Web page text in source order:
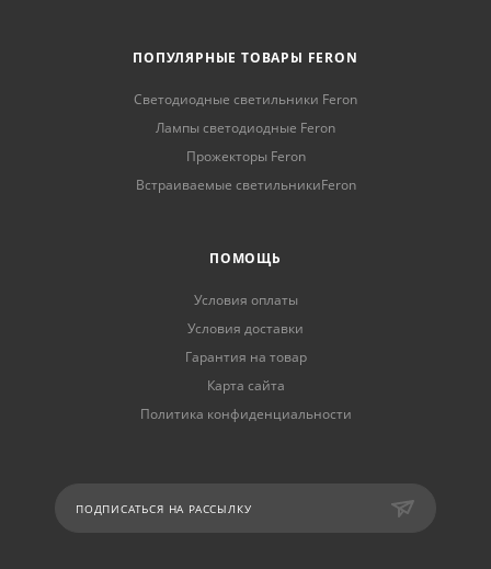
ПОПУЛЯРНЫЕ ТОВАРЫ FERON
Светодиодные светильники Feron
Лампы светодиодные Feron
Прожекторы Feron
Встраиваемые светильникиFeron
ПОМОЩЬ
Условия оплаты
Условия доставки
Гарантия на товар
Карта сайта
Политика конфиденциальности
ПОДПИСАТЬСЯ НА РАССЫЛКУ